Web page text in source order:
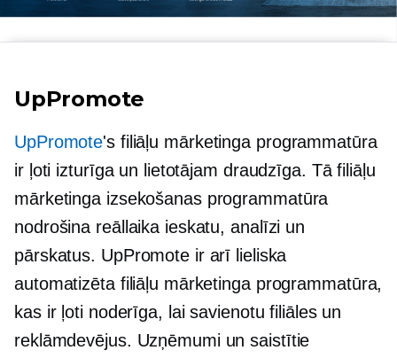
UpPromote
UpPromote's filiāļu mārketinga programmatūra
ir ļoti izturīga un lietotājam draudzīga. Tā filiāļu
mārketinga izsekošanas programmatūra
nodrošina reāllaika ieskatu, analīzi un
pārskatus. UpPromote ir arī lieliska
automatizēta filiāļu mārketinga programmatūra,
kas ir ļoti noderīga, lai savienotu filiāles un
reklāmdevējus. Uzņēmumi un saistītie